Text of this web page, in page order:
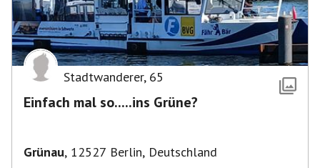
Stadtwanderer, 65
Einfach mal so.....ins Grüne?
Grünau, 12527 Berlin, Deutschland